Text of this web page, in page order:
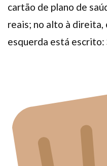
cartão de plano de
reais; no alto à direita,
esquerda está